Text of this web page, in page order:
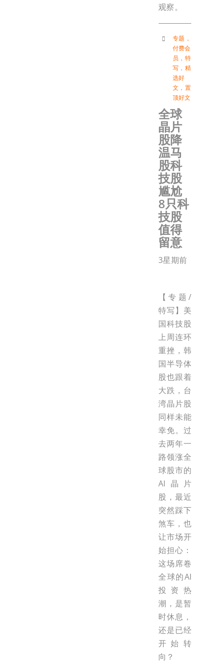
观察。
专题 ，
付费会
员 ， 特
写 ， 精
选好
文 ， 置
顶好文
全球
晶片
股降
温马
股科
技股
尴尬
8只科
技股
值得
留意
3星期前
【专题/
特写】美
国科技股
上周连环
重挫，韩
国半导体
股也跟着
大跌，台
湾晶片股
同样未能
幸免。过
去两年一
路领涨全
球股市的
AI晶片
股，最近
突然踩下
煞车，也
让市场开
始担心：
这场席卷
全球的AI
投资热
潮，是暂
时休息，
还是已经
开始转
向？